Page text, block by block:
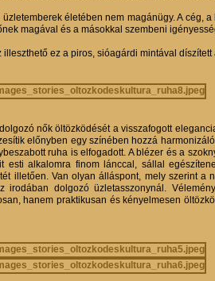
életében nem magánügy. A cég,
magával és a másokkal szembeni
ez a piros, sióagárdi mintával díszített
nők öltözködését a visszafogott
előnyben egy színében hozzá
ruha is elfogadott. A blézer és a
esti alkalomra finom lánccal, sállal
illetően. Van olyan álláspont, mely szerint a
dolgozó üzletasszonynál.
hanem praktikusan és kényelmesen